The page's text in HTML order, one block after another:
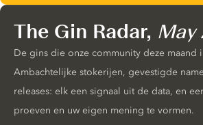
The Gin Radar, May
De gins die onze community deze maand
Ambachtelijke stokerijen, gevestigde
releases: elk een signaal uit de data, en
proeven en uw eigen mening te vormen.